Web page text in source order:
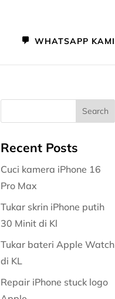
WHATSAPP KAMI
Recent Posts
Cuci kamera iPhone 16
Pro Max
Tukar skrin iPhone putih
30 Minit di Kl
Tukar bateri Apple Watch
di KL
Repair iPhone stuck logo